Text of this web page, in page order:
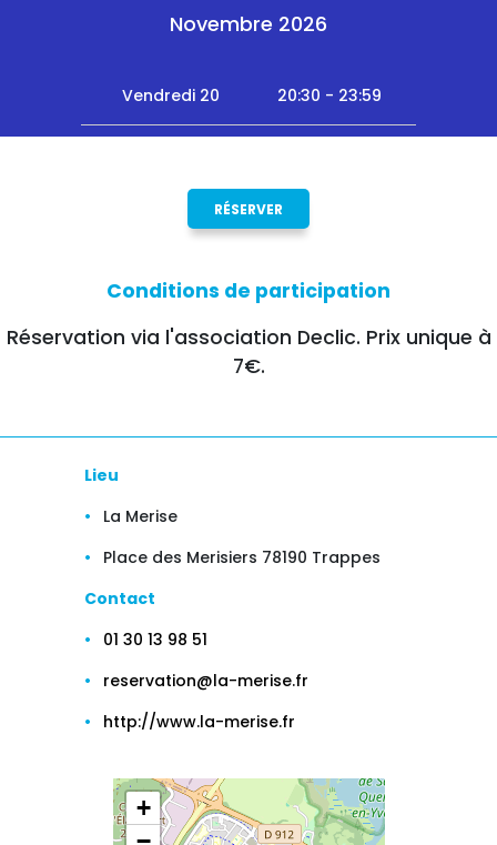
Novembre 2026
Vendredi 20 20:30 - 23:59
RÉSERVER
Conditions de participation
Réservation via l'association Declic. Prix unique à
7€.
Lieu
La Merise
Place des Merisiers 78190 Trappes
Contact
01 30 13 98 51
reservation@la-merise.fr
http://www.la-merise.fr
+